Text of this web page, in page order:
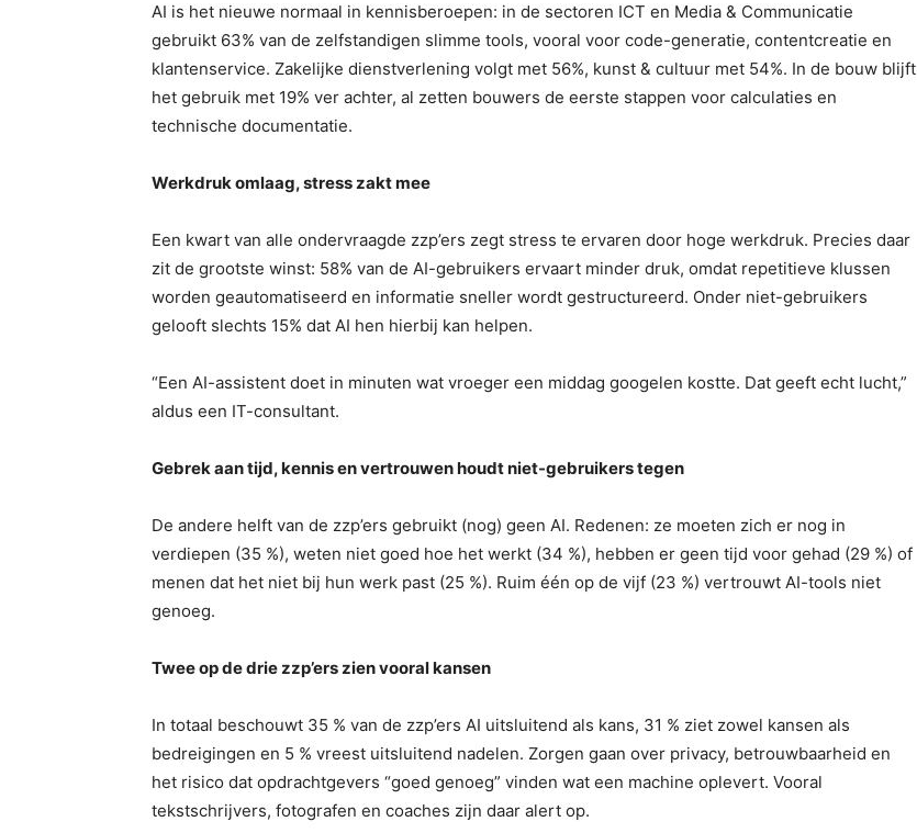
AI is het nieuwe normaal in kennisberoepen: in de sectoren ICT en Media & Communicatie
gebruikt 63% van de zelfstandigen slimme tools, vooral voor code-generatie, contentcreatie en
klantenservice. Zakelijke dienstverlening volgt met 56%, kunst & cultuur met 54%. In de bouw blijft
het gebruik met 19% ver achter, al zetten bouwers de eerste stappen voor calculaties en
technische documentatie.
Werkdruk omlaag, stress zakt mee
Een kwart van alle ondervraagde zzp’ers zegt stress te ervaren door hoge werkdruk. Precies daar
zit de grootste winst: 58% van de AI-gebruikers ervaart minder druk, omdat repetitieve klussen
worden geautomatiseerd en informatie sneller wordt gestructureerd. Onder niet-gebruikers
gelooft slechts 15% dat AI hen hierbij kan helpen.
“Een AI-assistent doet in minuten wat vroeger een middag googelen kostte. Dat geeft echt lucht,”
aldus een IT-consultant.
Gebrek aan tijd, kennis en vertrouwen houdt niet-gebruikers tegen
De andere helft van de zzp’ers gebruikt (nog) geen AI. Redenen: ze moeten zich er nog in
verdiepen (35 %), weten niet goed hoe het werkt (34 %), hebben er geen tijd voor gehad (29 %) of
menen dat het niet bij hun werk past (25 %). Ruim één op de vijf (23 %) vertrouwt AI-tools niet
genoeg.
Twee op de drie zzp’ers zien vooral kansen
In totaal beschouwt 35 % van de zzp’ers AI uitsluitend als kans, 31 % ziet zowel kansen als
bedreigingen en 5 % vreest uitsluitend nadelen. Zorgen gaan over privacy, betrouwbaarheid en
het risico dat opdrachtgevers “goed genoeg” vinden wat een machine oplevert. Vooral
tekstschrijvers, fotografen en coaches zijn daar alert op.